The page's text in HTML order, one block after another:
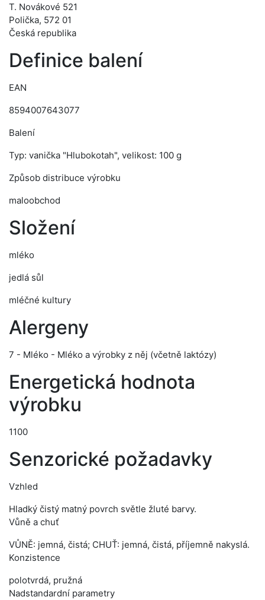
T. Novákové 521
Polička, 572 01
Česká republika
Definice balení
EAN
8594007643077
Balení
Typ: vanička "Hlubokotah", velikost: 100 g
Způsob distribuce výrobku
maloobchod
Složení
mléko
jedlá sůl
mléčné kultury
Alergeny
7 - Mléko - Mléko a výrobky z něj (včetně laktózy)
Energetická hodnota
výrobku
1100
Senzorické požadavky
Vzhled
Hladký čistý matný povrch světle žluté barvy.
Vůně a chuť
VŮNĚ: jemná, čistá; CHUŤ: jemná, čistá, příjemně nakyslá.
Konzistence
polotvrdá, pružná
Nadstandardní parametry